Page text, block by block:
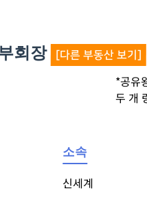
회장 [다른 부동산 보기]
*공유
두 개
소속
신세계